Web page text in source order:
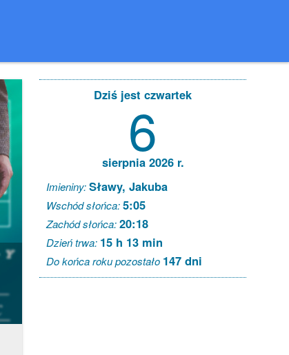
Dziś jest czwartek
6
sierpnia 2026 r.
Imieniny:Sławy, Jakuba
Wschód słońca:5:05
Zachód słońca:20:18
Dzień trwa: 15 h 13 min
Do końca roku pozostało 147 dni